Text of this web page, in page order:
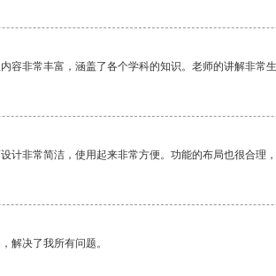
容非常丰富，涵盖了各个学科的知识。老师的讲解非常
计非常简洁，使用起来非常方便。功能的布局也很合理，
解决了我所有问题。